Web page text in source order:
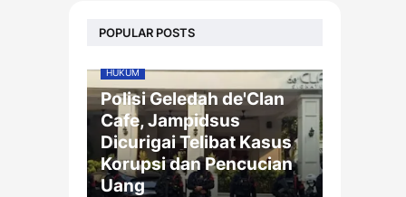
POPULAR POSTS
HUKUM
Polisi Geledah de'Clan
Cafe, Jampidsus
Dicurigai Telibat Kasus
Korupsi dan Pencucian
Uang